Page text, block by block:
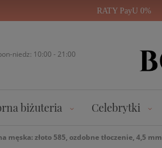
RATY PayU 0%
niedz: 10:00 - 21:00
biżuteria Celebrytki
męska: złoto 585, ozdobne tłoczenie, 4,5 mm